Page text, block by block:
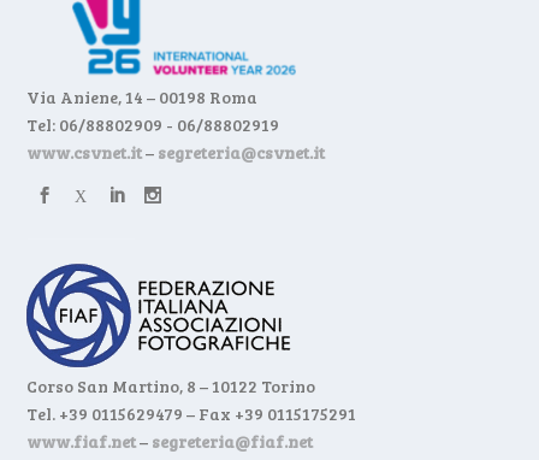
Via Aniene, 14 – 00198 Roma
Tel: 06/88802909 - 06/88802919
www.csvnet.it– segreteria@csvnet.it
Corso San Martino, 8 – 10122 Torino
Tel. +39 0115629479 – Fax +39 0115175291
www.fiaf.net– segreteria@fiaf.net